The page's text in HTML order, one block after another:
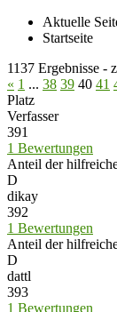
Aktuelle
Startseite
1137 Ergebnisse -
« 1 ... 38 39 40 41
Platz
Verfasser
391
1 Bewertungen
Anteil der
D
dikay
392
1 Bewertungen
Anteil der
D
dattl
393
1 Bewertungen